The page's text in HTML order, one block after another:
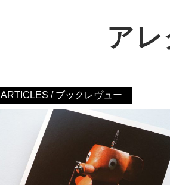
ア
ARTICLES / ブックレヴュー